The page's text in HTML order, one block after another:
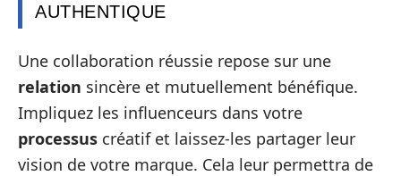
AUTHENTIQUE
Une collaboration réussie repose sur une
relation sincère et mutuellement bénéfique.
Impliquez les influenceurs dans votre
processus créatif et laissez-les partager leur
vision de votre marque. Cela leur permettra de